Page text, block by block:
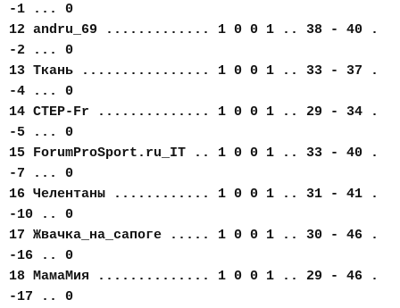
-1 ... 0
12 andru_69 ............. 1 0 0 1 .. 38 - 40 .
-2 ... 0
13 Ткань ................ 1 0 0 1 .. 33 - 37 .
-4 ... 0
14 CTEP-Fr .............. 1 0 0 1 .. 29 - 34 .
-5 ... 0
15 ForumProSport.ru_IT .. 1 0 0 1 .. 33 - 40 .
-7 ... 0
16 Челентаны ............ 1 0 0 1 .. 31 - 41 .
-10 .. 0
17 Жвачка_на_сапоге ..... 1 0 0 1 .. 30 - 46 .
-16 .. 0
18 МамаМия .............. 1 0 0 1 .. 29 - 46 .
-17 .. 0